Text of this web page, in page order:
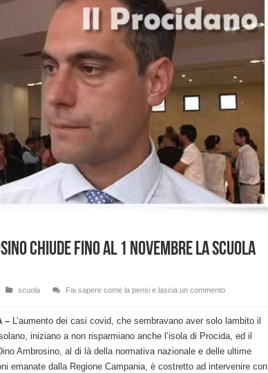
chiude fino al 1 Novembre la scuola
scuola
Fai sapere come la pensi e lascia un commento
– L’aumento dei casi covid, che sembravano aver solo lambito il
iniziano a non risparmiano anche l’isola di Procida, ed il
Ambrosino, al di là della normativa nazionale e delle ultime
emanate dalla Regione Campania, è costretto ad intervenire con